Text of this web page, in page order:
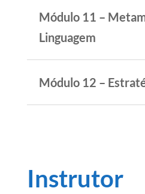
Módulo 11 –
Linguagem
Módulo 12 –
Instrutor